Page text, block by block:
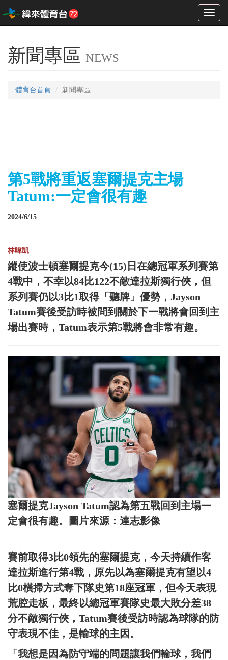
Toggle
新聞專區 NEWS
體育台首頁 新聞專區
第5戰將重返塞爾提克主場
Tatum:一定會很有趣
2024/6/15
林暐凱
縱使波士頓塞爾提克今(15)日在總冠軍系列賽第
4戰中，不幸以84比122不敵達拉斯獨行俠，但
系列賽仍以3比1取得「聽牌」優勢，Jayson
Tatum賽後受訪時被問到關於下一戰將會回到主
場出賽時，Tatum表示第5戰將會非常有趣。
塞爾提克Jayson Tatum認為第五戰回到主場一
定會很有趣。圖片來源：達志影像
賽前取得3比0領先的塞爾提克，今天持續作客
達拉斯進行第4戰，原先以為塞爾提克有望以4
比0橫掃方式奪下隊史第18座冠軍，但今天表現
荒腔走板，最終以總冠軍賽隊史最大敗分差38
分不敵獨行俠，Tatum賽後受訪時認為球隊的防
守表現不佳，是輸球的主因。
「我想是因為防守端的問題讓我們輸球，我們